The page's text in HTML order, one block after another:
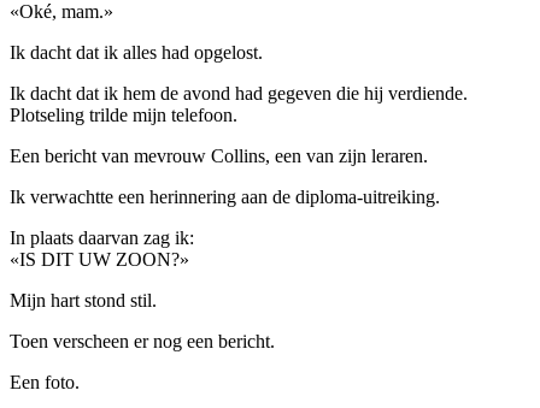
«Oké, mam.»
Ik dacht dat ik alles had opgelost.
Ik dacht dat ik hem de avond had gegeven die hij verdiende.
Plotseling trilde mijn telefoon.
Een bericht van mevrouw Collins, een van zijn leraren.
Ik verwachtte een herinnering aan de diploma-uitreiking.
In plaats daarvan zag ik:
«IS DIT UW ZOON?»
Mijn hart stond stil.
Toen verscheen er nog een bericht.
Een foto.